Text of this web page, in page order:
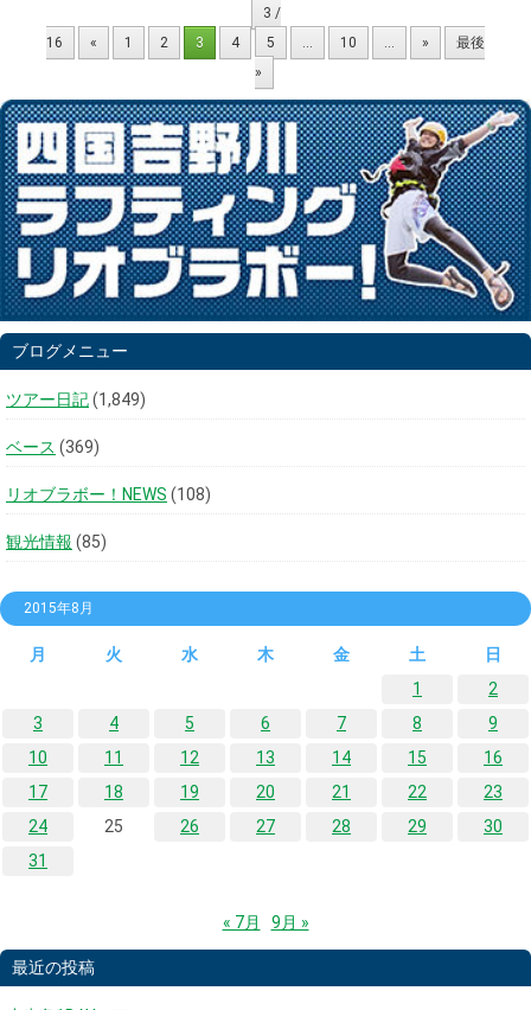
3 /
16
« 1 2 3 4 5 ... 10 ... »
最後
»
ブログメニュー
ツアー日記(1,849)
ベース (369)
リオブラボー！NEWS (108)
観光情報 (85)
2015年8月
月 火 水 木 金 土
日
1
2
3
4 5 6 7 8
9
10
11 12 13 14 15
16
17
18 19 20 21 22
23
24
25 26 27 28 29
30
31
« 7月 9月 »
最近の投稿